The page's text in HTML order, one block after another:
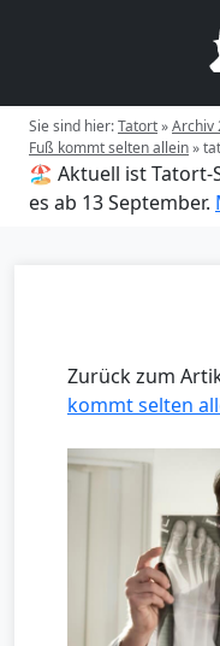
Sie sind hier:Tatort»Archiv
Fuß kommt selten allein»
🏖️ Aktuell ist Tatort-
es ab 13 September.
Zurück zum
kommt selten